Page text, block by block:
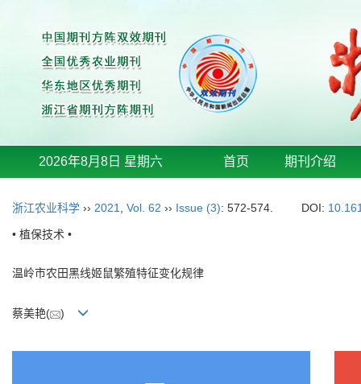
2026年8月8日 星期六 首页 期刊介绍
浙江农业科学 ›› 2021 Vol. 62 ›› Issue (3): 572-574. DOI:
• 植保技术 •
温岭市农田黑线姬鼠繁殖特征变化规律
蔡美艳( )